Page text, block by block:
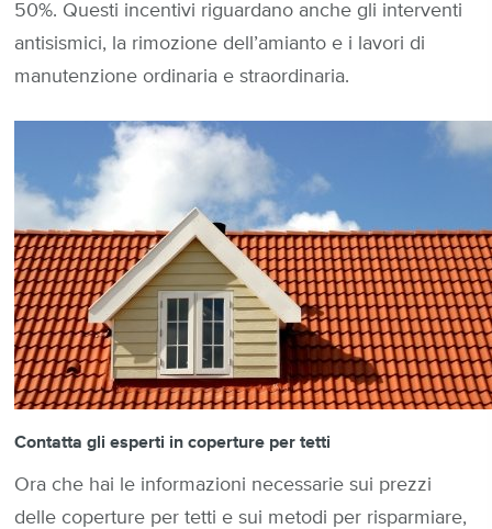
50%. Questi incentivi riguardano anche gli interventi
antisismici, la rimozione dell’amianto e i lavori di
manutenzione ordinaria e straordinaria.
Contatta gli esperti in coperture per tetti
Ora che hai le informazioni necessarie sui prezzi
delle coperture per tetti e sui metodi per risparmiare,